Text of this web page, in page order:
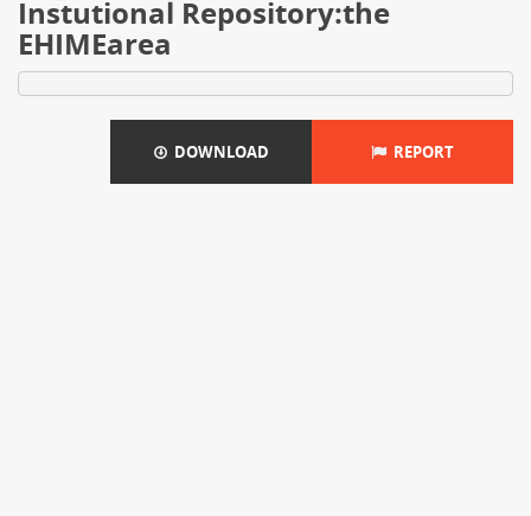
Instutional Repository:the
EHIMEarea
DOWNLOAD REPORT